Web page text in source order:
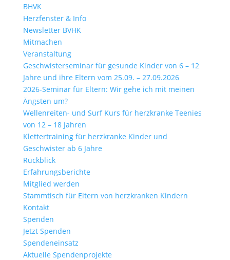
BHVK
Herzfenster & Info
Newsletter BVHK
Mitmachen
Veranstaltung
Geschwisterseminar für gesunde Kinder von 6 – 12
Jahre und ihre Eltern vom 25.09. – 27.09.2026
2026-Seminar für Eltern: Wir gehe ich mit meinen
Ängsten um?
Wellenreiten- und Surf Kurs für herzkranke Teenies
von 12 – 18 Jahren
Klettertraining für herzkranke Kinder und
Geschwister ab 6 Jahre
Rückblick
Erfahrungsberichte
Mitglied werden
Stammtisch für Eltern von herzkranken Kindern
Kontakt
Spenden
Jetzt Spenden
Spendeneinsatz
Aktuelle Spendenprojekte